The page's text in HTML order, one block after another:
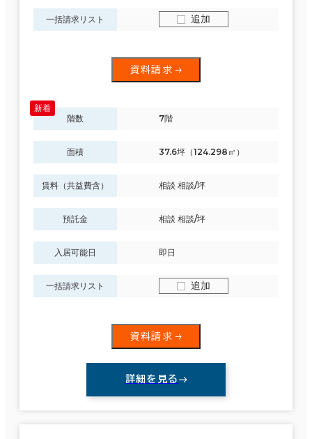
一括請求リスト 追加
資料請求
階数 7階
面積 37.6坪（124.298㎡）
賃料（共益費含） 相談 相談/坪
預託金 相談 相談/坪
入居可能日 即日
一括請求リスト 追加
資料請求
詳細を見る